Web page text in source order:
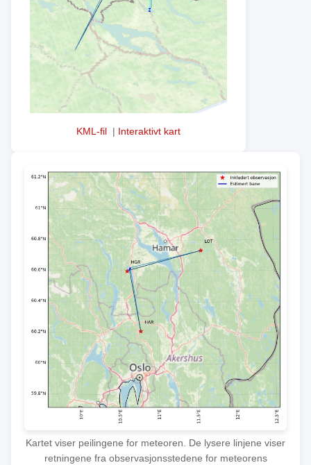
KML-fil | Interaktivt kart
Kartet viser peilingene for meteoren. De lysere linjene viser
retningene fra observasjonsstedene for meteorens